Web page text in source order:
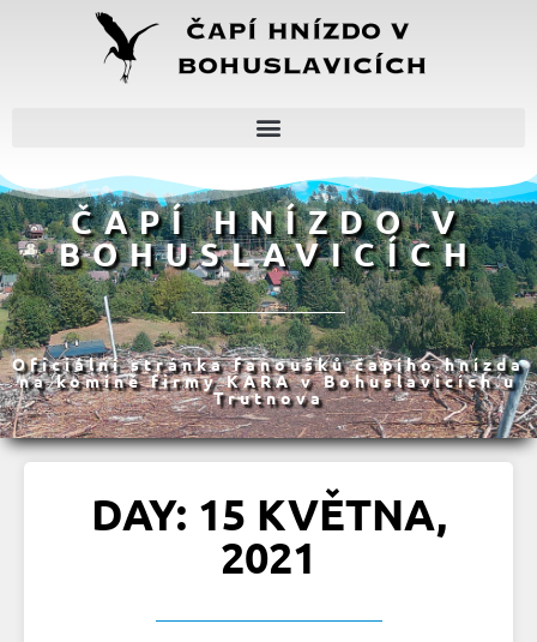
ČAPÍ HNÍZDO V
BOHUSLAVICÍCH
Oficiální stránka fanoušků čapího hnízda
na komíně firmy KARA v Bohuslavicích u
Trutnova
DAY: 15 KVĚTNA,
2021